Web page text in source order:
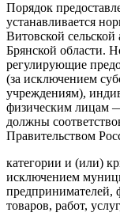
Порядок
устанавливается
Витовской
Брянской области.
регулирующие
(за исключением
учреждениям),
физическим лицам —
должны
Правительством
категории и (или)
исключением
предпринимателей,
товаров, работ,